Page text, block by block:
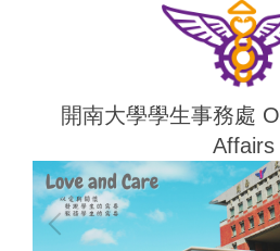
開南大學學生事務處
Affairs